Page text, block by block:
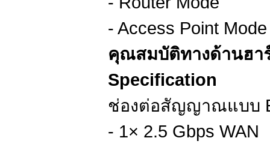
- Access Point Mode
คุณสมบัติทางด้านฮา
Specification
ช่องต่อสัญญาณแบบ
- 1× 2.5 Gbps WAN